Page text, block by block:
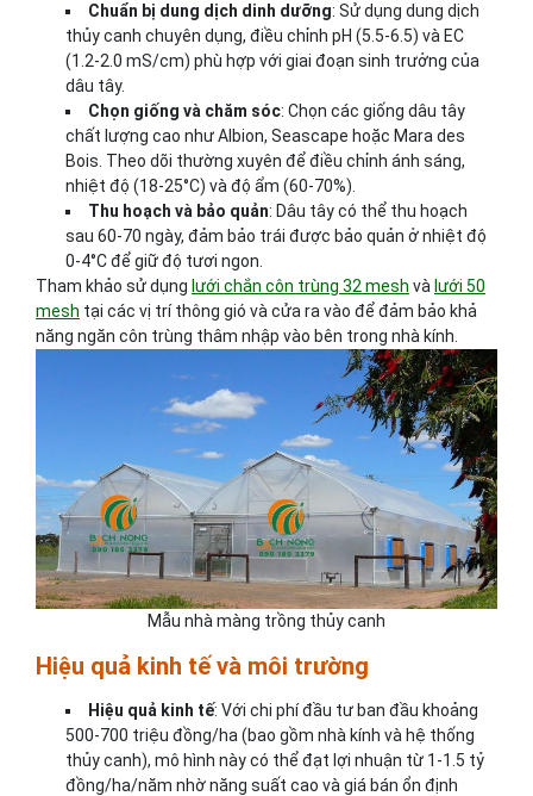
Chuẩn bị dung dịch dinh dưỡng: Sử dụng dung dịch
thủy canh chuyên dụng, điều chỉnh pH (5.5-6.5) và EC
(1.2-2.0 mS/cm) phù hợp với giai đoạn sinh trưởng của
dâu tây.
Chọn giống và chăm sóc: Chọn các giống dâu tây
chất lượng cao như Albion, Seascape hoặc Mara des
Bois. Theo dõi thường xuyên để điều chỉnh ánh sáng,
nhiệt độ (18-25°C) và độ ẩm (60-70%).
Thu hoạch và bảo quản: Dâu tây có thể thu hoạch
sau 60-70 ngày, đảm bảo trái được bảo quản ở nhiệt độ
0-4°C để giữ độ tươi ngon.
Tham khảo sử dụng lưới chắn côn trùng 32 mesh và lưới 50
mesh tại các vị trí thông gió và cửa ra vào để đảm bảo khả
năng ngăn côn trùng thâm nhập vào bên trong nhà kính.
Mẫu nhà màng trồng thủy canh
Hiệu quả kinh tế và môi trường
Hiệu quả kinh tế: Với chi phí đầu tư ban đầu khoảng
500-700 triệu đồng/ha (bao gồm nhà kính và hệ thống
thủy canh), mô hình này có thể đạt lợi nhuận từ 1-1.5 tỷ
đồng/ha/năm nhờ năng suất cao và giá bán ổn định